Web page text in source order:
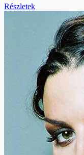
Részletek